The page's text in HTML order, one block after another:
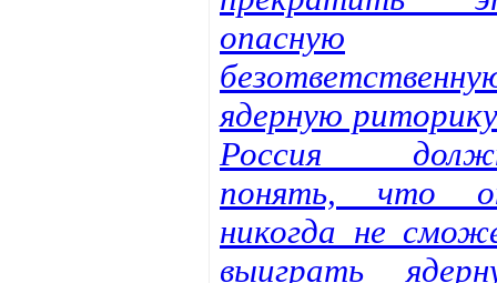
опасную
ядерную
Россия
понять, что
никогда не
выиграть